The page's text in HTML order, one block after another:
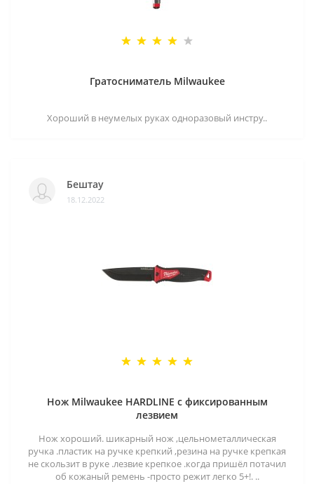
Гратосниматель Milwaukee
Хороший в неумелых руках одноразовый инстру..
Бештау
18.12.2022
Нож Milwaukee HARDLINE с фиксированным
лезвием
Нож хороший. шикарный нож ,цельнометаллическая
ручка .пластик на ручке крепкий ,резина на ручке крепкая
не скользит в руке .лезвие крепкое .когда пришёл потачил
об кожаный ремень -просто режит легко 5+!. ..